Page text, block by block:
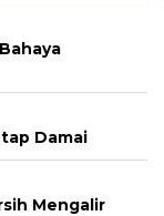
Damai
Mengalir